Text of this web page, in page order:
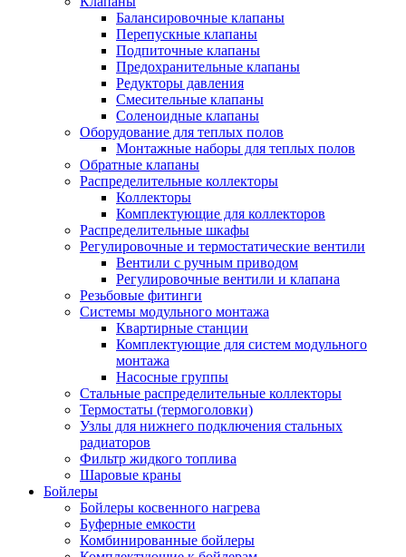
Балансировочные клапаны
Перепускные клапаны
Подпиточные клапаны
Предохранительные клапаны
Редукторы давления
Смесительные клапаны
Соленоидные клапаны
Оборудование для теплых полов
Монтажные наборы для теплых полов
Обратные клапаны
Распределительные коллекторы
Коллекторы
Комплектующие для коллекторов
Распределительные шкафы
Регулировочные и термостатические вентили
Вентили с ручным приводом
Регулировочные вентили и клапана
Резьбовые фитинги
Системы модульного монтажа
Квартирные станции
Комплектующие для систем модульного
монтажа
Насосные группы
Стальные распределительные коллекторы
Термостаты (термоголовки)
Узлы для нижнего подключения стальных
радиаторов
Фильтр жидкого топлива
Шаровые краны
Бойлеры
Бойлеры косвенного нагрева
Буферные емкости
Комбинированные бойлеры